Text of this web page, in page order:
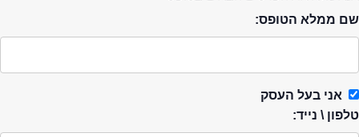
שם ממלא הטופס:
אני בעל העסק
טלפון \ נייד: